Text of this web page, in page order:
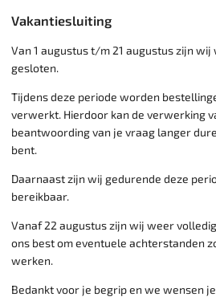
Vakantiesluiting
Van 1 augustus t/m 21 augustus zijn wij
gesloten.
Tijdens deze periode worden
verwerkt. Hierdoor kan de verwerking
beantwoording van je vraag langer
bent.
Daarnaast zijn wij gedurende deze
bereikbaar.
Vanaf 22 augustus zijn wij weer
ons best om eventuele achterstanden
werken.
Bedankt voor je begrip en we wensen